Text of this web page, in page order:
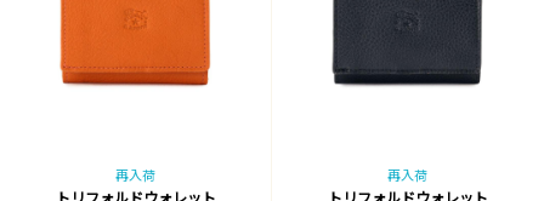
再入荷
トリフォルドウォレット
再入荷
トリフォルドウォレット